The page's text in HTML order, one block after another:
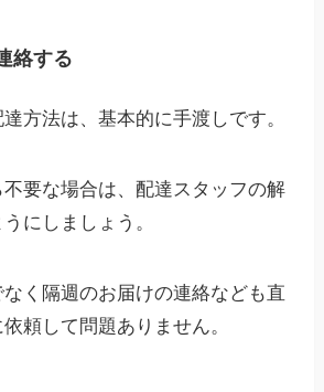
絡する
方法は、基本的に手渡しです。
要な場合は、配達スタッフの解
にしましょう。
く隔週のお届けの連絡なども直
頼して問題ありません。